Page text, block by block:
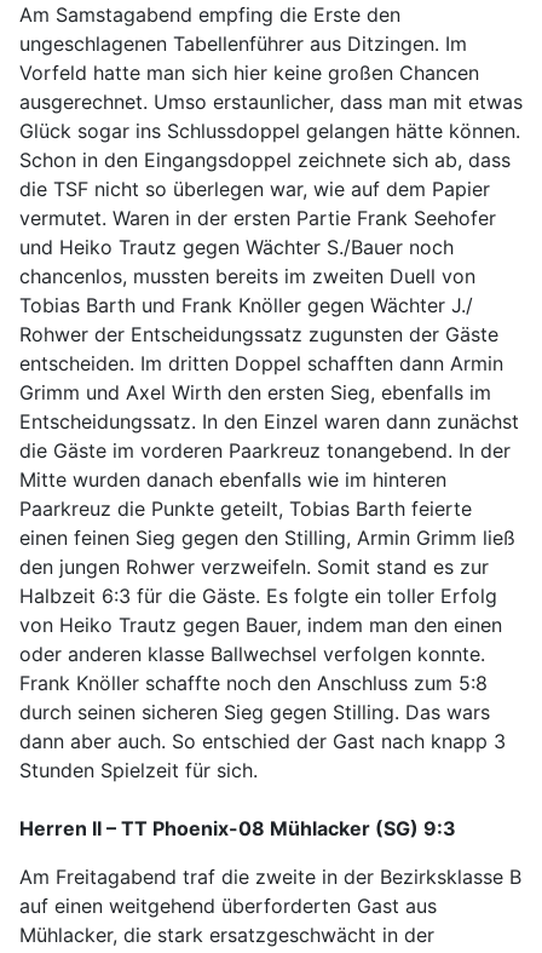
Am Samstagabend empfing die Erste den
ungeschlagenen Tabellenführer aus Ditzingen. Im
Vorfeld hatte man sich hier keine großen Chancen
ausgerechnet. Umso erstaunlicher, dass man mit etwas
Glück sogar ins Schlussdoppel gelangen hätte können.
Schon in den Eingangsdoppel zeichnete sich ab, dass
die TSF nicht so überlegen war, wie auf dem Papier
vermutet. Waren in der ersten Partie Frank Seehofer
und Heiko Trautz gegen Wächter S./Bauer noch
chancenlos, mussten bereits im zweiten Duell von
Tobias Barth und Frank Knöller gegen Wächter J./
Rohwer der Entscheidungssatz zugunsten der Gäste
entscheiden. Im dritten Doppel schafften dann Armin
Grimm und Axel Wirth den ersten Sieg, ebenfalls im
Entscheidungssatz. In den Einzel waren dann zunächst
die Gäste im vorderen Paarkreuz tonangebend. In der
Mitte wurden danach ebenfalls wie im hinteren
Paarkreuz die Punkte geteilt, Tobias Barth feierte
einen feinen Sieg gegen den Stilling, Armin Grimm ließ
den jungen Rohwer verzweifeln. Somit stand es zur
Halbzeit 6:3 für die Gäste. Es folgte ein toller Erfolg
von Heiko Trautz gegen Bauer, indem man den einen
oder anderen klasse Ballwechsel verfolgen konnte.
Frank Knöller schaffte noch den Anschluss zum 5:8
durch seinen sicheren Sieg gegen Stilling. Das wars
dann aber auch. So entschied der Gast nach knapp 3
Stunden Spielzeit für sich.
Herren II – TT Phoenix-08 Mühlacker (SG) 9:3
Am Freitagabend traf die zweite in der Bezirksklasse B
auf einen weitgehend überforderten Gast aus
Mühlacker, die stark ersatzgeschwächt in der